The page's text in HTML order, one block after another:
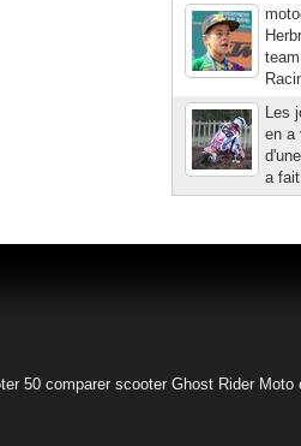
Les
en a
a
50 comparer scooter Ghost Rider Moto